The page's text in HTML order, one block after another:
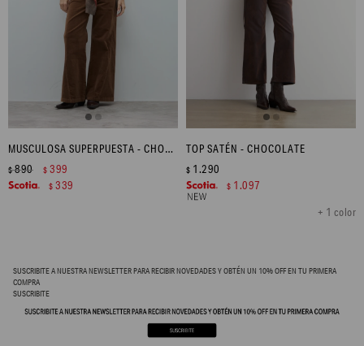
MUSCULOSA SUPERPUESTA - CHOCOLATE
$890 $ 399
$ 339
TOP SATÉN - CHOCOLATE
+ 1 color
$ 1.290
$ 1.097
SUSCRIBITE A NUESTRA NEWSLETTER PARA RECIBIR NOVEDADES Y OBTÉN UN 10% OFF EN TU PRIMERA
COMPRA
SUSCRIBITE